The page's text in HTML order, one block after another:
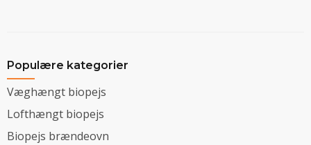
Populære kategorier
Væghængt biopejs
Lofthængt biopejs
Biopejs brændeovn